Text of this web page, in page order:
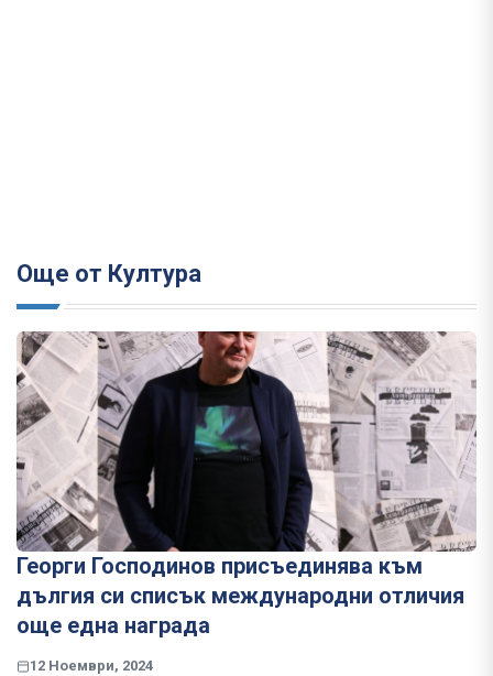
Още от Култура
Георги Господинов присъединява към
дългия си списък международни отличия
още една награда
12 Ноември, 2024